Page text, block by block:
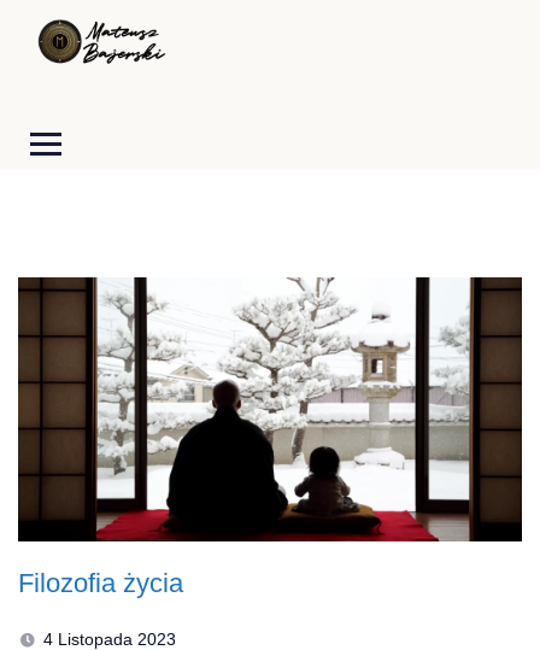
Filozofia życia
4 Listopada 2023